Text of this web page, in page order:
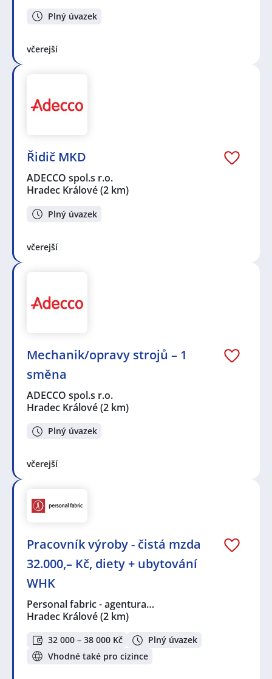
Plný úvazek
včerejší
Řidič MKD
ADECCO spol.s r.o.
Hradec Králové(2 km)
Plný úvazek
včerejší
Mechanik/opravy strojů – 1
směna
ADECCO spol.s r.o.
Hradec Králové(2 km)
Plný úvazek
včerejší
Pracovník výroby - čistá mzda
32.000,– Kč, diety + ubytování
WHK
Personal fabric - agentura…
Hradec Králové(2 km)
32 000 – 38 000 Kč
Plný úvazek
Vhodné také pro cizince